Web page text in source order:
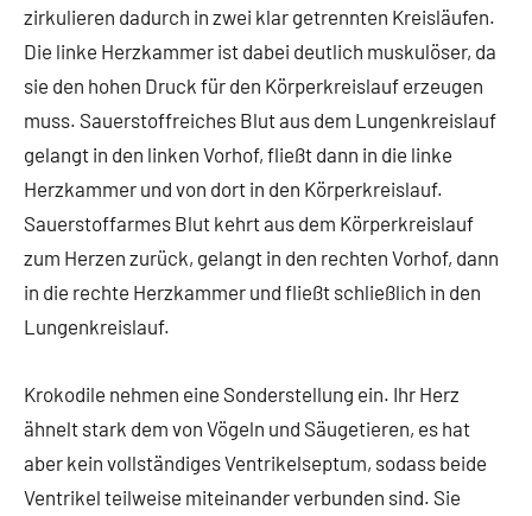
zirkulieren dadurch in zwei klar getrennten Kreisläufen.
Die linke Herzkammer ist dabei deutlich muskulöser, da
sie den hohen Druck für den Körperkreislauf erzeugen
muss. Sauerstoffreiches Blut aus dem Lungenkreislauf
gelangt in den linken Vorhof, fließt dann in die linke
Herzkammer und von dort in den Körperkreislauf.
Sauerstoffarmes Blut kehrt aus dem Körperkreislauf
zum Herzen zurück, gelangt in den rechten Vorhof, dann
in die rechte Herzkammer und fließt schließlich in den
Lungenkreislauf.
Krokodile nehmen eine Sonderstellung ein. Ihr Herz
ähnelt stark dem von Vögeln und Säugetieren, es hat
aber kein vollständiges Ventrikelseptum, sodass beide
Ventrikel teilweise miteinander verbunden sind. Sie